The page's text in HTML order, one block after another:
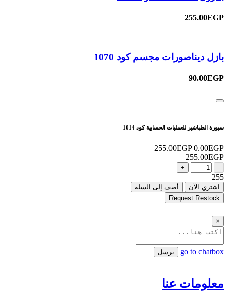
255.00EGP
بازل ديناصورات مجسم كود 1070
90.00EGP
سبورة الطباشير للعمليات الحسابية كود 1014
255.00EGP 0.00EGP
255.00EGP
-
+
255
اشتري الآن
أضف إلى السلة
Request Restock
×
go to chatbox يرسل
معلومات عنا